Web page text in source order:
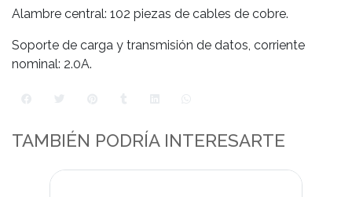
Alambre central: 102 piezas de cables de cobre.
Soporte de carga y transmisión de datos, corriente
nominal: 2.0A.
TAMBIÉN PODRÍA INTERESARTE